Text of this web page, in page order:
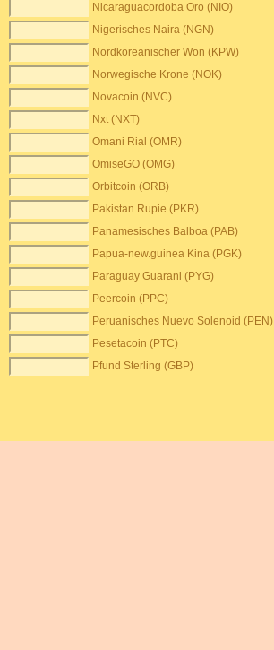
Nicaraguacordoba Oro (NIO)
Nigerisches Naira (NGN)
Nordkoreanischer Won (KPW)
Norwegische Krone (NOK)
Novacoin (NVC)
Nxt (NXT)
Omani Rial (OMR)
OmiseGO (OMG)
Orbitcoin (ORB)
Pakistan Rupie (PKR)
Panamesisches Balboa (PAB)
Papua-new.guinea Kina (PGK)
Paraguay Guarani (PYG)
Peercoin (PPC)
Peruanisches Nuevo Solenoid (PEN)
Pesetacoin (PTC)
Pfund Sterling (GBP)